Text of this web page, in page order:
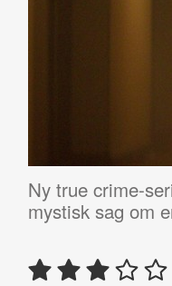
Ny true crime-
mystisk sag om